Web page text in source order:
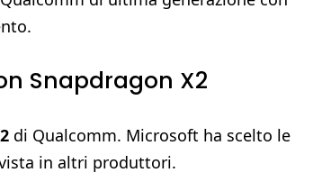
Snapdragon X2
di Qualcomm. Microsoft ha scelto le
vista in altri produttori.